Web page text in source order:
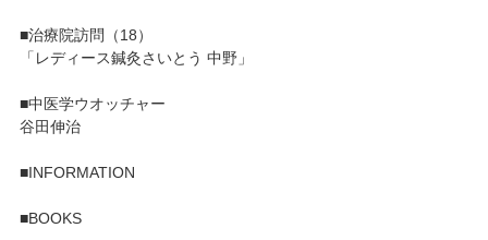
■治療院訪問（18）
「レディース鍼灸さいとう 中野」
■中医学ウオッチャー
谷田伸治
■INFORMATION
■BOOKS